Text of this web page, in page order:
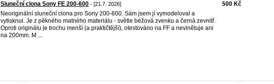
Sluneční clona Sony FE 200-600 - [21.7. 2026]
Neoriginální sluneční clona pro Sony 200-600. Sám jsem jí vymodeloval a
vytisknul. Je z pěkného matného materiálu - světle béžová zvenku a černá zevnitř.
Oproti originálu je trochu menší (a praktičtější), otestováno na FF a nevinětuje ani
na 200mm. M ...
500 Kč